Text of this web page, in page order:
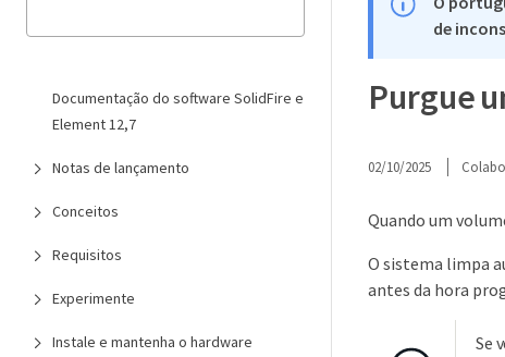
Documentação do software SolidFire e
Element 12,7
Notas de lançamento
Conceitos
Requisitos
Experimente
Instale e mantenha o hardware
de
Purgue
02/10/2025
Quando um
O sistema limpa
antes da hora
Se